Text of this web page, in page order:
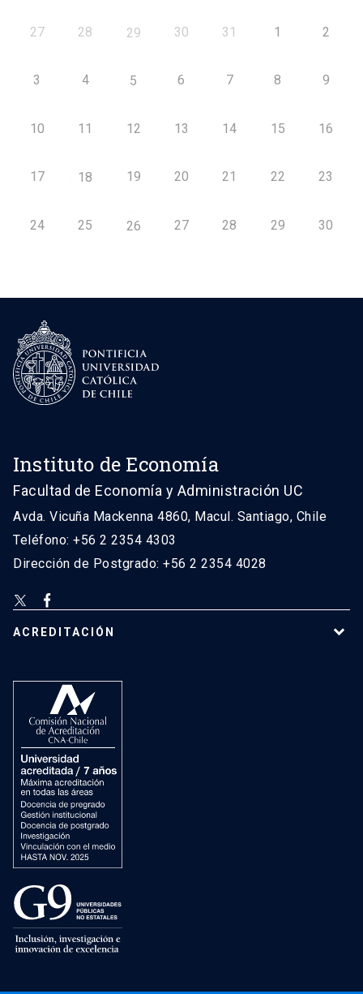
27 28 29 30 31 1 2
3 4 5 6 7 8 9
10 11 12 13 14 15 16
17 18 19 20 21 22 23
24 25 26 27 28 29 30
Instituto de Economía
Facultad de Economía y Administración UC
Avda. Vicuña Mackenna 4860, Macul. Santiago, Chile
Teléfono: +56 2 2354 4303
Dirección de Postgrado: +56 2 2354 4028
ACREDITACIÓN